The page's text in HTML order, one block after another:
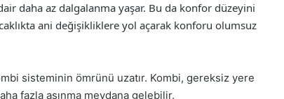
dair daha az dalgalanma yaşar. Bu da konfor düzeyini
ani değişikliklere yol açarak konforu olumsuz
sisteminin ömrünü uzatır. Kombi, gereksiz yere
fazla aşınma meydana gelebilir.